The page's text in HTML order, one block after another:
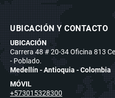
UBICACIÓN Y CONTACTO
UBICACIÓN
Carrera 48 # 20-34 Oficina 813
- Poblado.
Medellín - Antioquia - Colombia
MÓVIL
+573015328300